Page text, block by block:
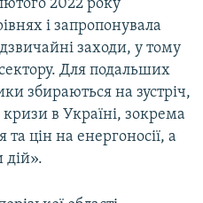
2022 року
і запропонувала
заходи, у тому
Для подальших
збираються на зустріч,
в Україні, зокрема
цін на енергоносії, а